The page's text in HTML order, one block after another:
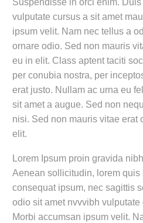
vulputate cursus a sit amet
ipsum velit. Nam nec tellus a
ornare odio. Sed non mauris
eu in elit. Class aptent taciti
per conubia nostra, per
erat justo. Nullam ac urna eu
sit amet a augue. Sed non
nisi. Sed non mauris vitae erat
elit.
Lorem Ipsum proin gravida
Aenean sollicitudin, lorem
consequat ipsum, nec sagittis
odio sit amet nvvvibh vulputate
Morbi accumsan ipsum velit.